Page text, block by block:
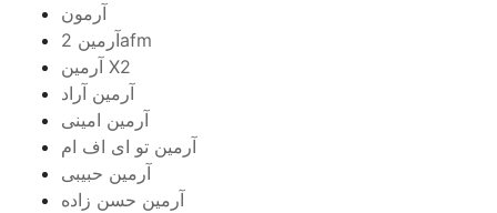
آرمون
آرمین 2afm
آرمین X2
آرمین آراد
آرمین امینی
آرمین تو ای اف ام
آرمین حبیبی
آرمین حسن زاده